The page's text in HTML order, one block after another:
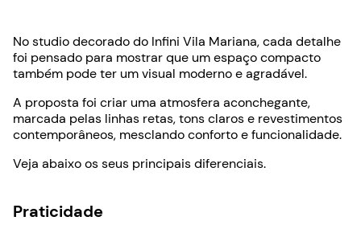
No studio decorado do Infini Vila Mariana, cada detalhe
foi pensado para mostrar que um espaço compacto
também pode ter um visual moderno e agradável.
A proposta foi criar uma atmosfera aconchegante,
marcada pelas linhas retas, tons claros e revestimentos
contemporâneos, mesclando conforto e funcionalidade.
Veja abaixo os seus principais diferenciais.
Praticidade